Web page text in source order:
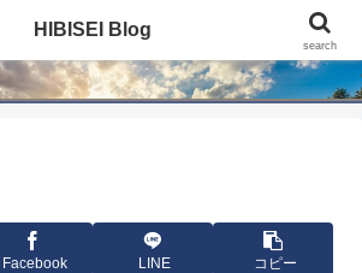
HIBISEI Blog
Facebook LINE コピー
HIBISEI Blog
search